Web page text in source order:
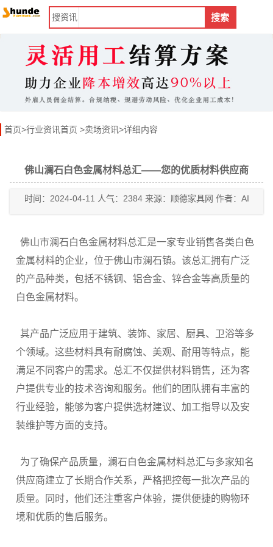
搜资讯 搜索
首页>行业资讯首页 >卖场资讯>详细内容
佛山澜石白色金属材料总汇——您的优质材料供应商
时间：2024-04-11 人气：2384 来源：顺德家具网 作者：AI
佛山市澜石白色金属材料总汇是一家专业销售各类白色
金属材料的企业，位于佛山市澜石镇。该总汇拥有广泛
的产品种类，包括不锈钢、铝合金、锌合金等高质量的
白色金属材料。
其产品广泛应用于建筑、装饰、家居、厨具、卫浴等多
个领域。这些材料具有耐腐蚀、美观、耐用等特点，能
满足不同客户的需求。总汇不仅提供材料销售，还为客
户提供专业的技术咨询和服务。他们的团队拥有丰富的
行业经验，能够为客户提供选材建议、加工指导以及安
装维护等方面的支持。
为了确保产品质量，澜石白色金属材料总汇与多家知名
供应商建立了长期合作关系，严格把控每一批次产品的
质量。同时，他们还注重客户体验，提供便捷的购物环
境和优质的售后服务。